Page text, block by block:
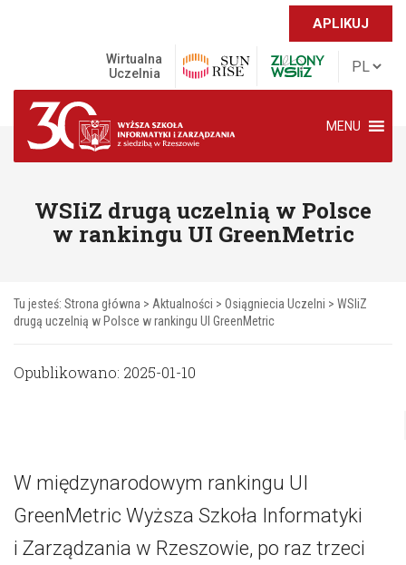
APLIKUJ
Wirtualna
Uczelnia
MENU
WSIiZ drugą uczelnią w Polsce
w rankingu UI GreenMetric
Tu jesteś: Strona główna > Aktualności > Osiągniecia Uczelni > WSIiZ
drugą uczelnią w Polsce w rankingu UI GreenMetric
Opublikowano: 2025-01-10
W międzynarodowym rankingu UI
GreenMetric Wyższa Szkoła Informatyki
i Zarządzania w Rzeszowie, po raz trzeci